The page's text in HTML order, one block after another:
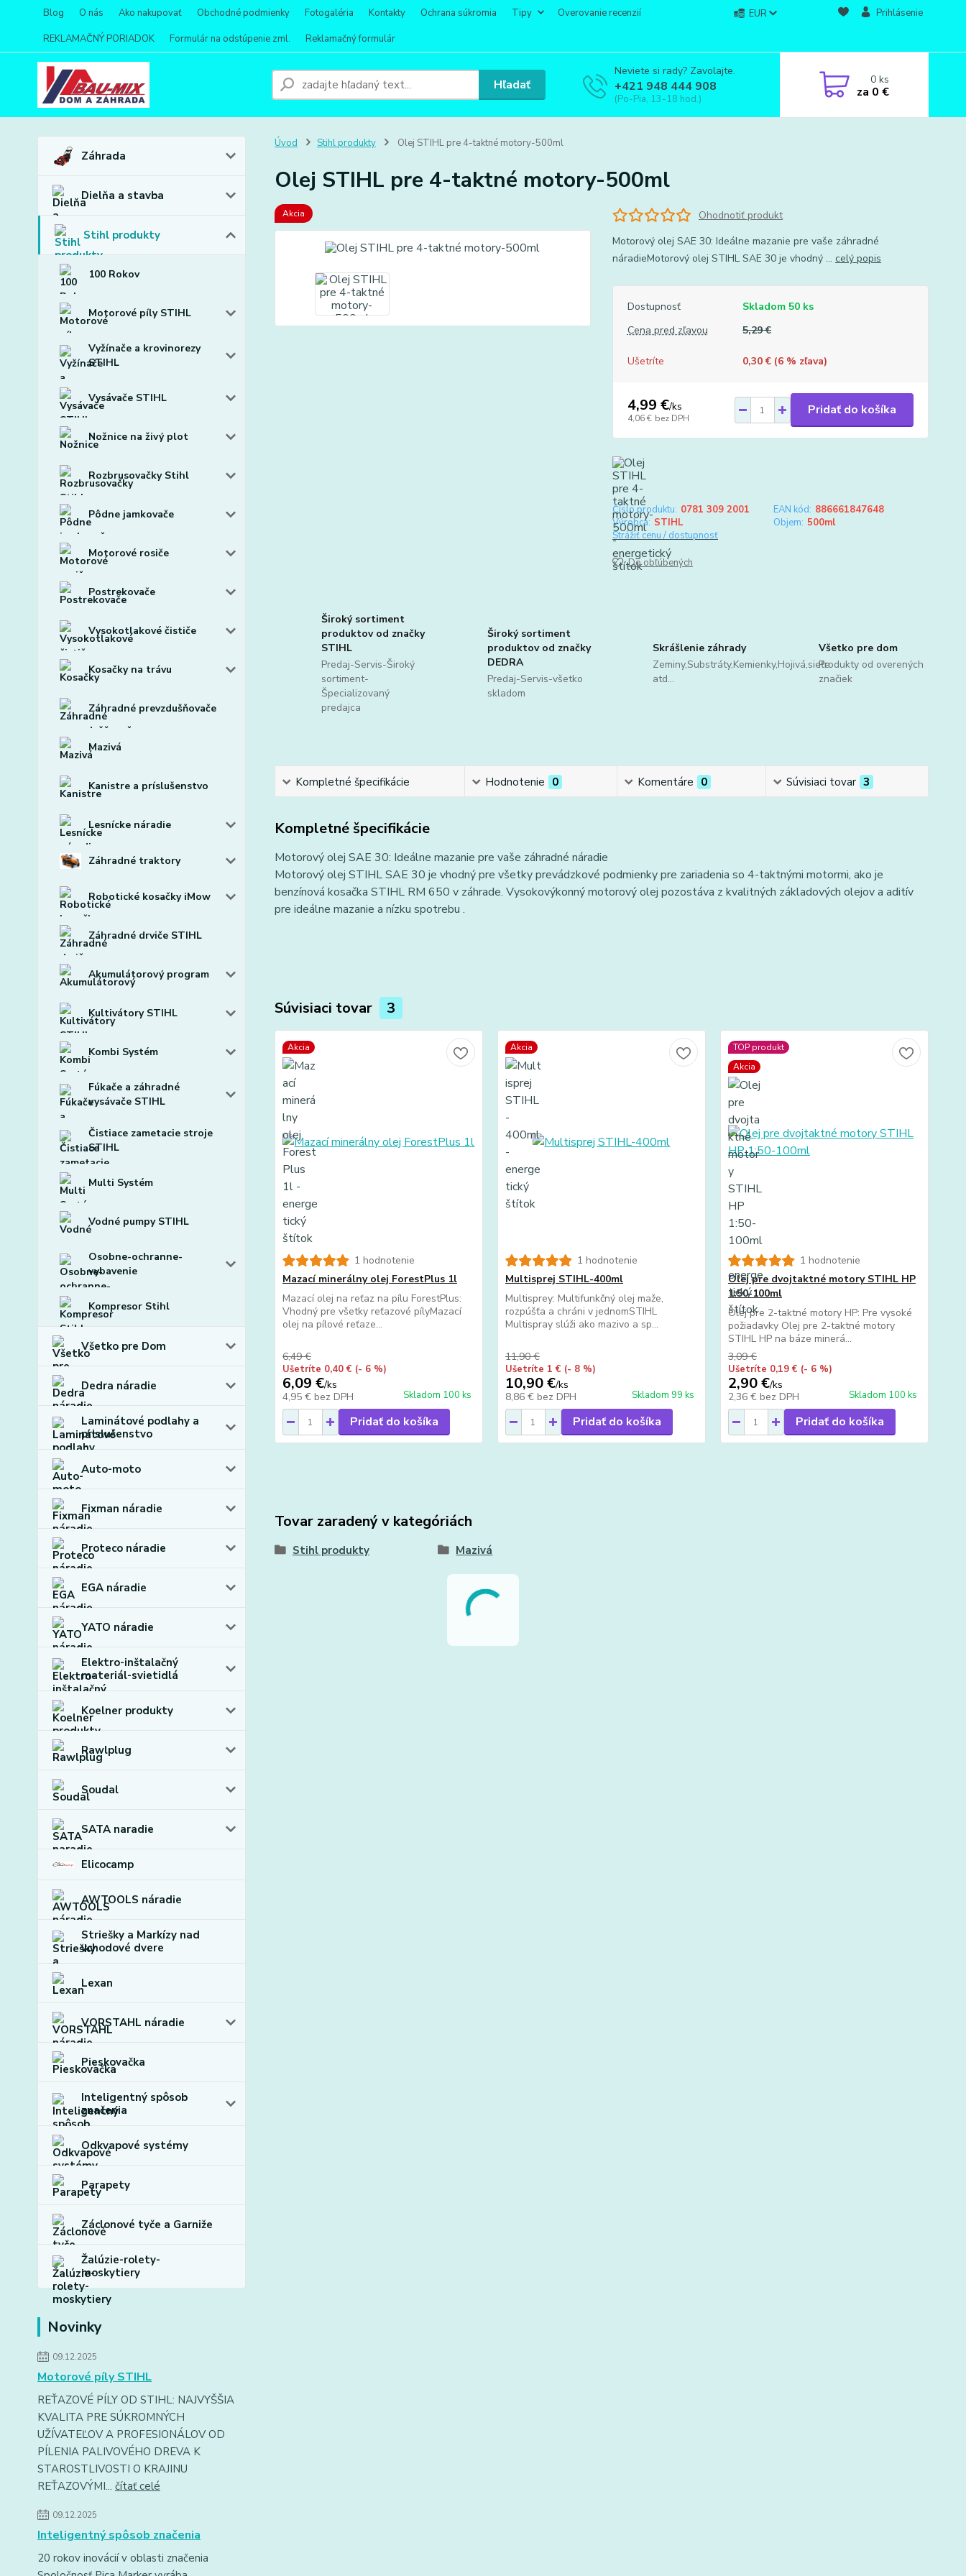
Blog O nás Ako nakupovať Obchodné podmienky Fotogaléria Kontakty Ochrana súkromia Tipy
Overovanie recenzií
REKLAMAČNÝ PORIADOK
Formulár na odstúpenie zml. Reklamačný formulár
EUR Prihlásenie
Hľadať
Neviete si rady? Zavolajte.
+421 948 444 908
(Po-Pia, 13-18 hod.)
0ks
za 0 €
Záhrada
Dielňa a stavba
Stihl produkty
100 Rokov
Motorové píly STIHL
Vyžínače a krovinorezy
STIHL
Vysávače STIHL
Nožnice na živý plot
Rozbrusovačky Stihl
Pôdne jamkovače
Motorové rosiče
Postrekovače
Vysokotlakové čističe
Kosačky na trávu
Záhradné prevzdušňovače
Mazivá
Kanistre a príslušenstvo
Lesnícke náradie
Záhradné traktory
Robotické kosačky iMow
Záhradné drviče STIHL
Akumulátorový program
Kultivátory STIHL
Kombi Systém
Fúkače a záhradné
vysávače STIHL
Čistiace zametacie stroje
STIHL
Multi Systém
Vodné pumpy STIHL
Osobne-ochranne-
vybavenie
Kompresor Stihl
Všetko pre Dom
Dedra náradie
Laminátové podlahy a
prislušenstvo
Auto-moto
Fixman náradie
Proteco náradie
EGA náradie
YATO náradie
Elektro-inštalačný
materiál-svietidlá
Koelner produkty
Rawlplug
Soudal
SATA naradie
Elicocamp
AWTOOLS náradie
Striešky a Markízy nad
vchodové dvere
Lexan
VORSTAHL náradie
Pieskovačka
Inteligentný spôsob
značenia
Odkvapové systémy
Parapety
Záclonové tyče a Garniže
Žalúzie-rolety-
moskytiery
Novinky
09.12.2025
Motorové píly STIHL
REŤAZOVÉ PÍLY OD STIHL: NAJVYŠŠIA
KVALITA PRE SÚKROMNÝCH
UŽÍVATEĽOV A PROFESIONÁLOV OD
PÍLENIA PALIVOVÉHO DREVA K
STAROSTLIVOSTI O KRAJINU
REŤAZOVÝMI... čítať celé
09.12.2025
Inteligentný spôsob značenia
20 rokov inovácií v oblasti značenia
Úvod Stihl produkty Olej STIHL pre 4-taktné motory-500ml
Olej STIHL pre 4-taktné motory-500ml
Akcia
Ohodnotiť produkt
Motorový olej SAE 30: Ideálne mazanie pre vaše záhradné
náradieMotorový olej STIHL SAE 30 je vhodný ... celý popis
Dostupnosť
Skladom 50 ks
Cena pred zľavou
5,29 €
Ušetríte 0,30 € (6% zľava)
4,99 €/ks
4,06 € bez DPH
Pridať do košíka
Číslo produktu: 0781 309 2001 EAN kód: 886661847648
Výrobca: STIHL Objem: 500ml
Strážiť cenu / dostupnosť
Do obľúbených
Široký sortiment
produktov od značky
STIHL
Predaj-Servis-Široký
sortiment-
Špecializovaný
predajca
Široký sortiment
produktov od značky
DEDRA
Predaj-Servis-všetko
skladom
Skrášlenie záhrady
Zeminy,Substráty,Kemienky,Hojivá,sieťe
atd...
Všetko pre dom
Produkty od overených
značiek
Kompletné špecifikácie Hodnotenie 0 Komentáre 0 Súvisiaci tovar 3
Kompletné špecifikácie
Motorový olej SAE 30: Ideálne mazanie pre vaše záhradné náradie
Motorový olej STIHL SAE 30 je vhodný pre všetky prevádzkové podmienky pre zariadenia so 4-taktnými motormi, ako je
benzínová kosačka STIHL RM 650 v záhrade. Vysokovýkonný motorový olej pozostáva z kvalitných základových olejov a aditív
pre ideálne mazanie a nízku spotrebu .
Súvisiaci tovar 3
Akcia
1 hodnotenie
Mazací minerálny olej ForestPlus 1l
Mazací olej na reťaz na pílu ForestPlus:
Vhodný pre všetky reťazové pílyMazací
olej na pílové reťaze...
6,49 €
Ušetríte 0,40 € (- 6 %)
6,09 €/ks
4,95 € bez DPH Skladom 100 ks
Pridať do košíka
Akcia
1 hodnotenie
Multisprej STIHL-400ml
Multisprey: Multifunkčný olej maže,
rozpúšťa a chráni v jednomSTIHL
Multispray slúži ako mazivo a sp...
11,90 €
Ušetríte 1 € (- 8 %)
10,90 €/ks
8,86 € bez DPH Skladom 99 ks
Pridať do košíka
TOP produkt
Akcia
1 hodnotenie
Olej pre dvojtaktné motory STIHL HP
1:50-100ml
Olej pre 2-taktné motory HP: Pre vysoké
požiadavky Olej pre 2-taktné motory
STIHL HP na báze minerá...
3,09 €
Ušetríte 0,19 € (- 6 %)
2,90 €/ks
2,36 € bez DPH Skladom 100 ks
Pridať do košíka
Tovar zaradený v kategóriách
Stihl produkty Mazivá